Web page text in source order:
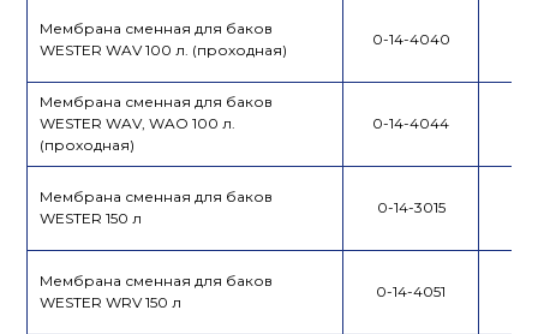
Мембрана сменная для баков
WESTER WAV 100 л. (проходная)
0-14-4040
Мембрана сменная для баков
WESTER WAV, WAO 100 л.
(проходная)
0-14-4044
Мембрана сменная для баков
WESTER 150 л
0-14-3015
Мембрана сменная для баков
WESTER WRV 150 л
0-14-4051